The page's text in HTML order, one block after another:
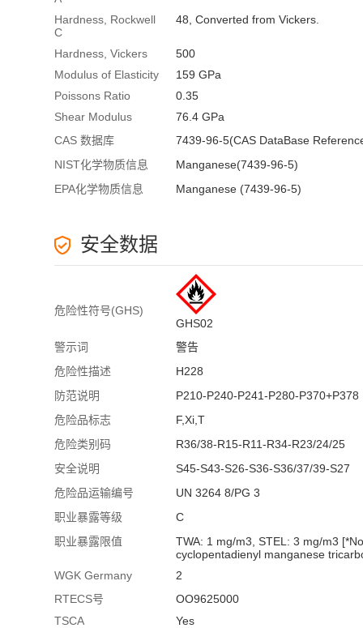
Hardness, Rockwell
C
48, Converted from Vickers.
Hardness, Vickers
500
Modulus of Elasticity
159 GPa
Poissons Ratio
0.35
Shear Modulus
76.4 GPa
CAS 数据库
7439-96-5(CAS DataBase
NIST化学物质信息
Manganese(7439-96-5)
EPA化学物质信息
Manganese (7439-96-5)
安全数据
危险性符号(GHS)
GHS02
警示词
警告
危险性描述
H228
防范说明
P210-P240-P241-P280-P370+P378
危险品标志
F,Xi,T
危险类别码
R36/38-R15-R11-R34-R23/24/25
安全说明
S45-S43-S26-S36-S36/37/39-S27
危险品运输编号
UN 3264 8/PG 3
职业暴露等级
C
职业暴露限值
TWA: 1 mg/m3, STEL: 3 mg/m3
cyclopentadienyl manganese
WGK Germany
2
RTECS号
OO9625000
TSCA
Yes